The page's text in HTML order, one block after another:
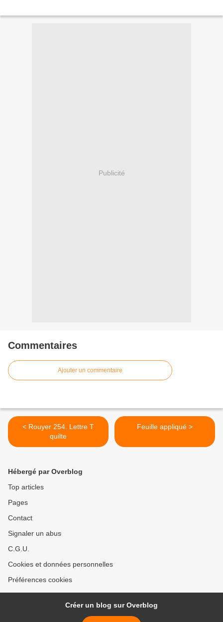
Publicité
Commentaires
Ajouter un commentaire
< Rouyer 254. Lettre T
quilte
Feuille appliqué >
Hébergé par Overblog
Top articles
Pages
Contact
Signaler un abus
C.G.U.
Cookies et données personnelles
Préférences cookies
Créer un blog sur Overblog